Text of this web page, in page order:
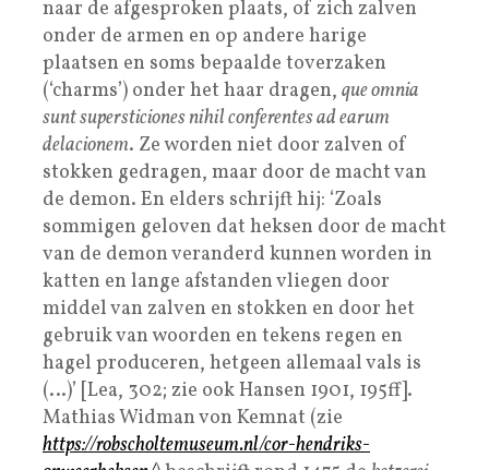
naar de afgesproken plaats, of zich zalven
onder de armen en op andere harige
plaatsen en soms bepaalde toverzaken
(‘charms’) onder het haar dragen, que omnia
sunt supersticiones nihil conferentes ad earum
delacionem. Ze worden niet door zalven of
stokken gedragen, maar door de macht van
de demon. En elders schrijft hij: ‘Zoals
sommigen geloven dat heksen door de macht
van de demon veranderd kunnen worden in
katten en lange afstanden vliegen door
middel van zalven en stokken en door het
gebruik van woorden en tekens regen en
hagel produceren, hetgeen allemaal vals is
(…)’ [Lea, 302; zie ook Hansen 1901, 195ff].
Mathias Widman von Kemnat (zie
https://robscholtemuseum.nl/cor-hendriks-